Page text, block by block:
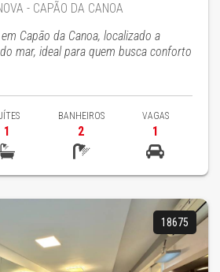
- CAPÃO DA CANOA
Capão da Canoa, localizado a
mar, ideal para quem busca conforto
1
BANHEIROS
2
VAGAS
1
18675